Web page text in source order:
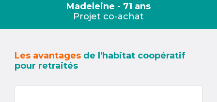
Madeleine - 71 ans
Projet co-achat
Les avantages de l'habitat coopératif
pour retraités